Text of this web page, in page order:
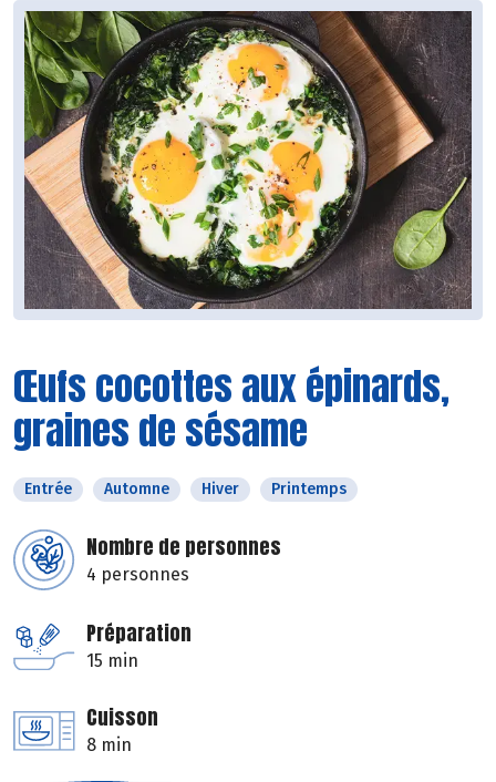
Œufs cocottes aux épinards,
graines de sésame
Entrée Automne Hiver Printemps
Nombre de personnes
4 personnes
Préparation
15 min
Cuisson
8 min